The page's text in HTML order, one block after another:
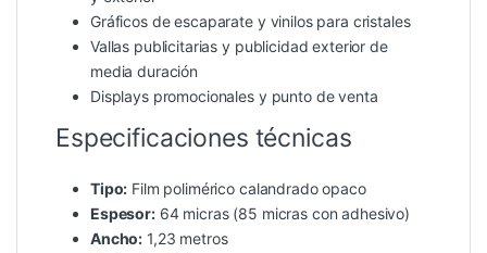
Gráficos de escaparate y vinilos para cristales
Vallas publicitarias y publicidad exterior de
media duración
Displays promocionales y punto de venta
Especificaciones técnicas
Tipo: Film polimérico calandrado opaco
Espesor:64 micras (85 micras con adhesivo)
Ancho: 1,23 metros